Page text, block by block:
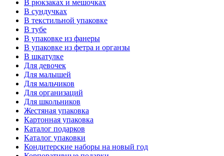
В рюкзаках и мешочках
В сундучках
В текстильной упаковке
В тубе
В упаковке из фанеры
В упаковке из фетра и органзы
В шкатулке
Для девочек
Для малышей
Для мальчиков
Для организаций
Для школьников
Жестяная упаковка
Картонная упаковка
Каталог подарков
Каталог упаковки
Кондитерские наборы на новый год